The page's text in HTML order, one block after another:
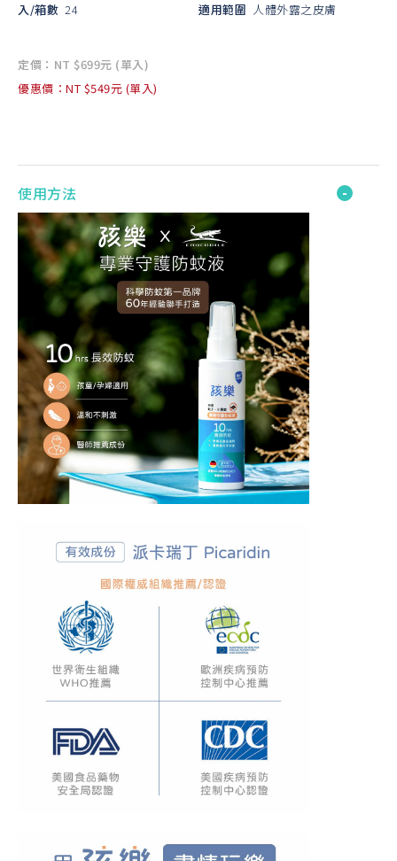
入/箱數 24
適用範圍 人體外露之皮膚
定價：NT $699元 (單入)
優惠價：NT $549元 (單入)
使用方法